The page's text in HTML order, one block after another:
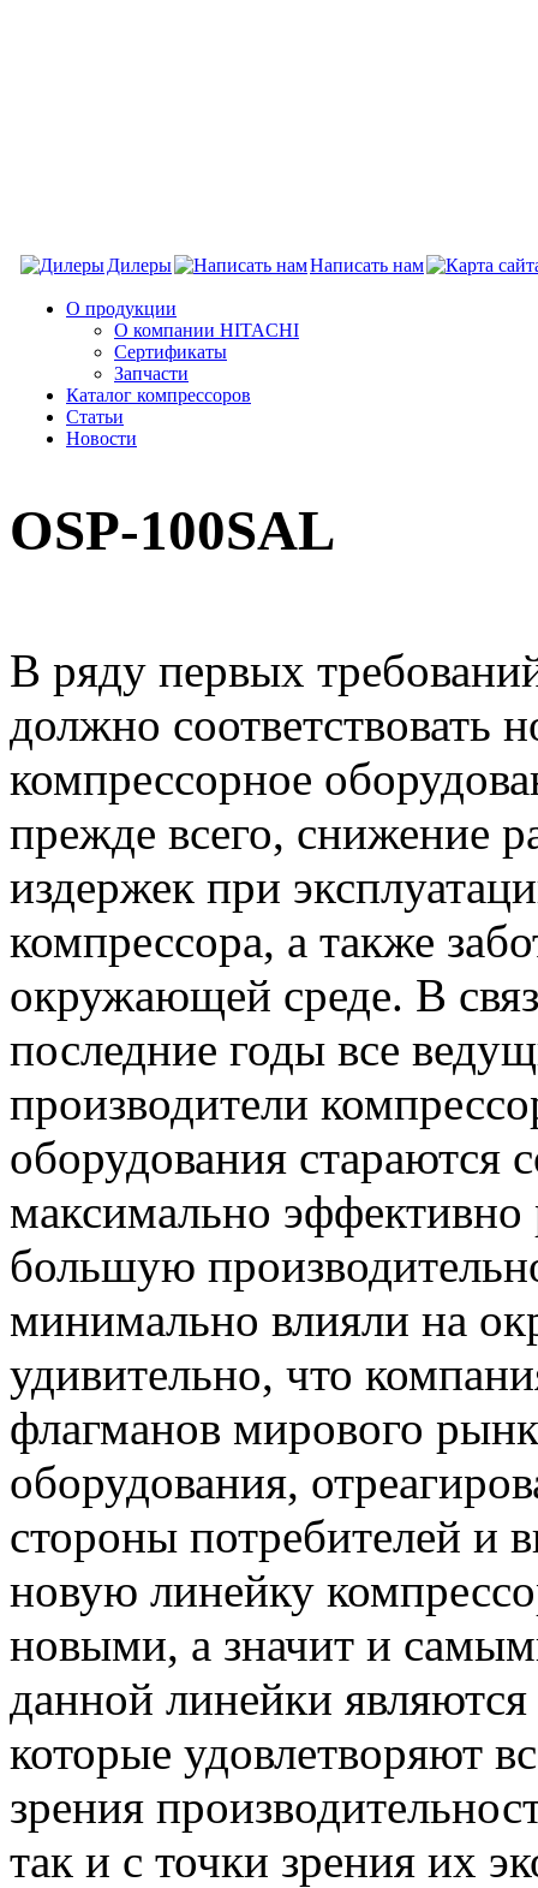
Дилеры Написать нам
О продукции
О компании HITACHI
Сертификаты
Запчасти
Каталог компрессоров
Статьи
Новости
OSP-100SAL
В ряду первых
должно соответствовать
компрессорное
прежде всего, снижение
издержек при
компрессора, а также
окружающей среде. В
последние годы все
производители
оборудования стараются
максимально
большую
минимально влияли на
удивительно, что
флагманов мирового
оборудования,
стороны потребителей и
новую линейку
новыми, а значит и
данной линейки
которые удовлетворяют
зрения
так и с точки зрения их